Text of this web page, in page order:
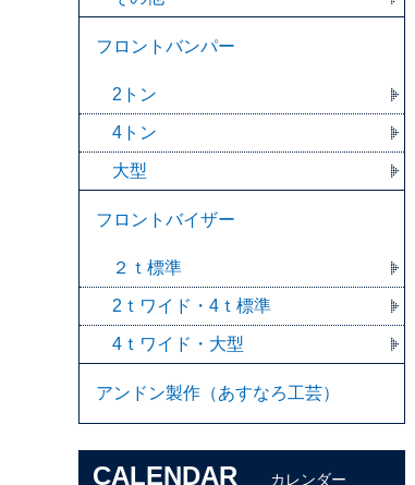
フロントバンパー
2トン
4トン
大型
フロントバイザー
２ｔ標準
2ｔワイド・4ｔ標準
4ｔワイド・大型
アンドン製作（あすなろ工芸）
CALENDAR カレンダー